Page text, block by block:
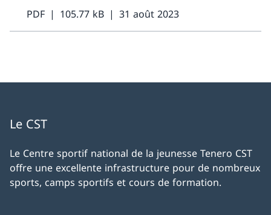
PDF
105.77 kB 31 août 2023
Le CST
Le Centre sportif national de la jeunesse Tenero CST
offre une excellente infrastructure pour de nombreux
sports, camps sportifs et cours de formation.